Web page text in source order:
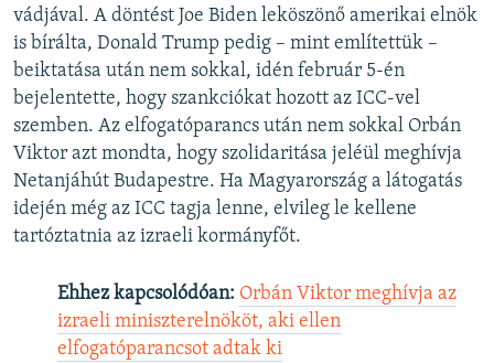
vádjával. A döntést Joe Biden leköszönő amerikai elnök
is bírálta, Donald Trump pedig – mint említettük –
beiktatása után nem sokkal, idén február 5-én
bejelentette, hogy szankciókat hozott az ICC-vel
szemben. Az elfogatóparancs után nem sokkal Orbán
Viktor azt mondta, hogy szolidaritása jeléül meghívja
Netanjáhút Budapestre. Ha Magyarország a látogatás
idején még az ICC tagja lenne, elvileg le kellene
tartóztatnia az izraeli kormányfőt.
Ehhez kapcsolódóan: Orbán Viktor meghívja az
izraeli miniszterelnököt, aki ellen
elfogatóparancsot adtak ki